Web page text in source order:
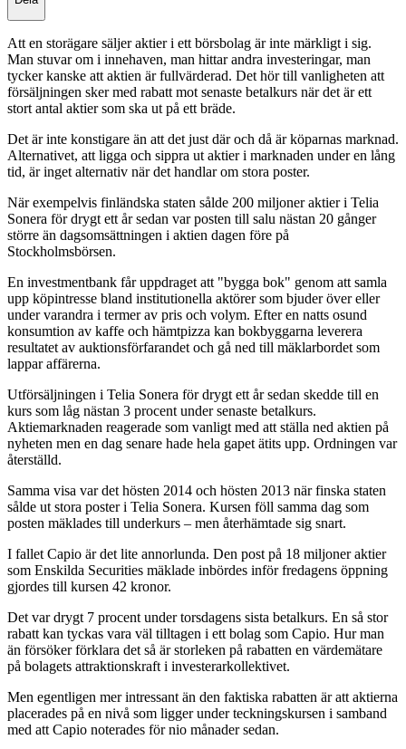
Att en storägare säljer aktier i ett börsbolag är inte märkligt i sig.
Man stuvar om i innehaven, man hittar andra investeringar, man
tycker kanske att aktien är fullvärderad. Det hör till vanligheten att
försäljningen sker med rabatt mot senaste betalkurs när det är ett
stort antal aktier som ska ut på ett bräde.
Det är inte konstigare än att det just där och då är köparnas marknad.
Alternativet, att ligga och sippra ut aktier i marknaden under en lång
tid, är inget alternativ när det handlar om stora poster.
När exempelvis finländska staten sålde 200 miljoner aktier i Telia
Sonera för drygt ett år sedan var posten till salu nästan 20 gånger
större än dagsomsättningen i aktien dagen före på
Stockholmsbörsen.
En investmentbank får uppdraget att "bygga bok" genom att samla
upp köpintresse bland institutionella aktörer som bjuder över eller
under varandra i termer av pris och volym. Efter en natts osund
konsumtion av kaffe och hämtpizza kan bokbyggarna leverera
resultatet av auktionsförfarandet och gå ned till mäklarbordet som
lappar affärerna.
Utförsäljningen i Telia Sonera för drygt ett år sedan skedde till en
kurs som låg nästan 3 procent under senaste betalkurs.
Aktiemarknaden reagerade som vanligt med att ställa ned aktien på
nyheten men en dag senare hade hela gapet ätits upp. Ordningen var
återställd.
Samma visa var det hösten 2014 och hösten 2013 när finska staten
sålde ut stora poster i Telia Sonera. Kursen föll samma dag som
posten mäklades till underkurs – men återhämtade sig snart.
I fallet Capio är det lite annorlunda. Den post på 18 miljoner aktier
som Enskilda Securities mäklade inbördes inför fredagens öppning
gjordes till kursen 42 kronor.
Det var drygt 7 procent under torsdagens sista betalkurs. En så stor
rabatt kan tyckas vara väl tilltagen i ett bolag som Capio. Hur man
än försöker förklara det så är storleken på rabatten en värdemätare
på bolagets attraktionskraft i investerarkollektivet.
Men egentligen mer intressant än den faktiska rabatten är att aktierna
placerades på en nivå som ligger under teckningskursen i samband
med att Capio noterades för nio månader sedan.